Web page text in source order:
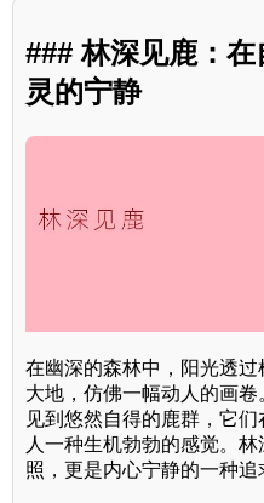
### 林深见鹿：
灵的宁静
在幽深的森林中，阳光透
大地，仿佛一幅动人的画
见到悠然自得的鹿群，它
人一种生机勃勃的感觉。
照，更是内心宁静的一种追